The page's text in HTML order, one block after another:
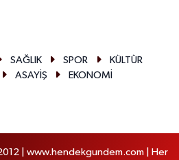
SAĞLIK SPOR
KÜLTÜR
ASAYİŞ
EKONOMİ
| www.hendekgundem.com | Her